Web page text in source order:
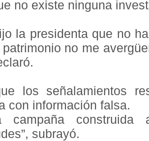
no existe ninguna
la presidenta que no
no me
los señalamientos
con información falsa.
campaña
subrayó.